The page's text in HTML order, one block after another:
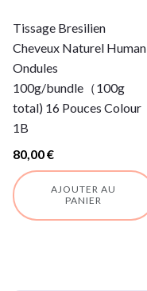
Tissage Bresilien
Cheveux Naturel Human
Ondules
100g/bundle（100g
total) 16 Pouces Colour
1B
80,00€
AJOUTER AU
PANIER